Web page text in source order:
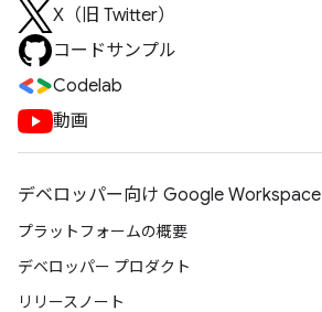
X（旧 Twitter）
コードサンプル
Codelab
動画
デベロッパー向け Google Workspace
プラットフォームの概要
デベロッパー プロダクト
リリースノート